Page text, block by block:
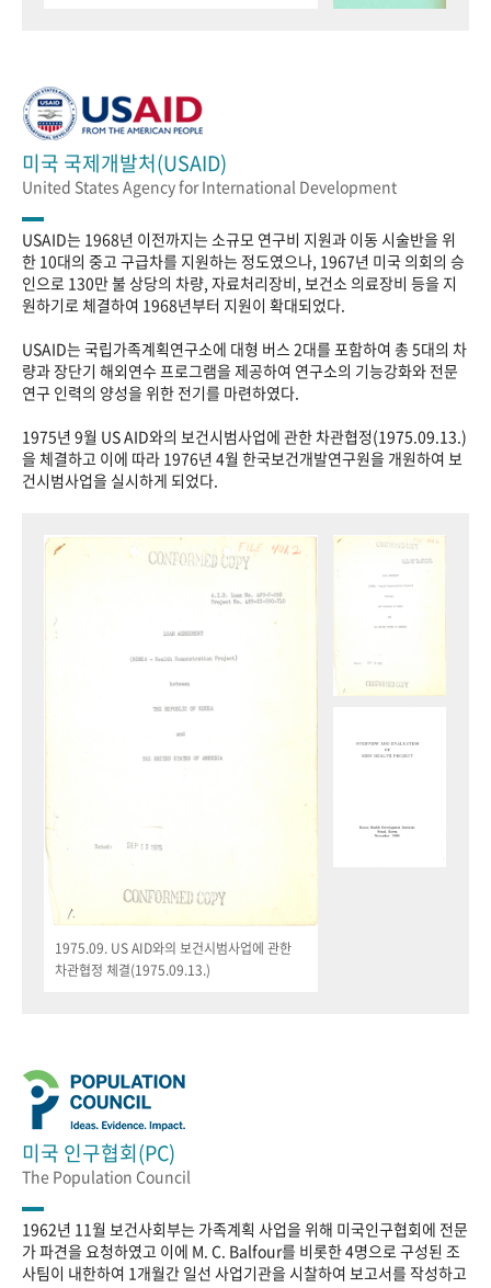
미국 국제개발처(USAID)
United States Agency for International Development
USAID는 1968년 이전까지는 소규모 연구비 지원과 이동 시술반을 위
한 10대의 중고 구급차를 지원하는 정도였으나, 1967년 미국 의회의 승
인으로 130만 불 상당의 차량, 자료처리장비, 보건소 의료장비 등을 지
원하기로 체결하여 1968년부터 지원이 확대되었다.
USAID는 국립가족계획연구소에 대형 버스 2대를 포함하여 총 5대의 차
량과 장단기 해외연수 프로그램을 제공하여 연구소의 기능강화와 전문
연구 인력의 양성을 위한 전기를 마련하였다.
1975년 9월 US AID와의 보건시범사업에 관한 차관협정(1975.09.13.)
을 체결하고 이에 따라 1976년 4월 한국보건개발연구원을 개원하여 보
건시범사업을 실시하게 되었다.
1975.09. US AID와의 보건시범사업에 관한
차관협정 체결(1975.09.13.)
미국 인구협회(PC)
The Population Council
1962년 11월 보건사회부는 가족계획 사업을 위해 미국인구협회에 전문
가 파견을 요청하였고 이에 M. C. Balfour를 비롯한 4명으로 구성된 조
사팀이 내한하여 1개월간 일선 사업기관을 시찰하여 보고서를 작성하고